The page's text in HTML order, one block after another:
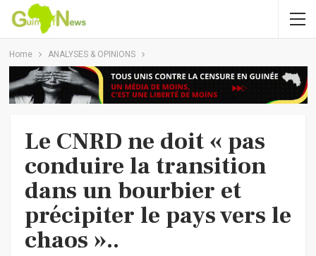
Home ANALYSES & OPINIONS
Le CNRD ne doit « pas
conduire la transition
dans un bourbier et
précipiter le pays vers le
chaos »..